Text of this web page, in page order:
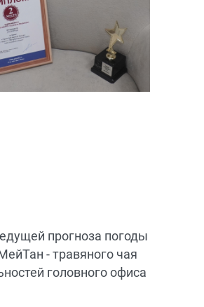
прогноза погоды
- травяного чая
головного офиса